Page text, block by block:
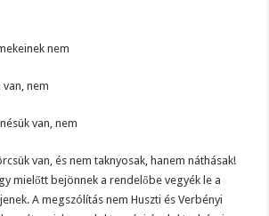
nem
nem
van, nem
van, és nem taknyosak, hanem náthásak!
mielőtt bejönnek a rendelőbe vegyék le a
A megszólítás nem Huszti és Verbényi